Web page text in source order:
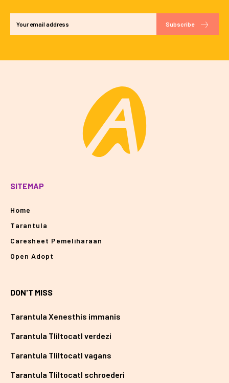
Subscribe
SITEMAP
Home
Tarantula
Caresheet Pemeliharaan
Open Adopt
DON'T MISS
Tarantula Xenesthis immanis
Tarantula Tliltocatl verdezi
Tarantula Tliltocatl vagans
Tarantula Tliltocatl schroederi